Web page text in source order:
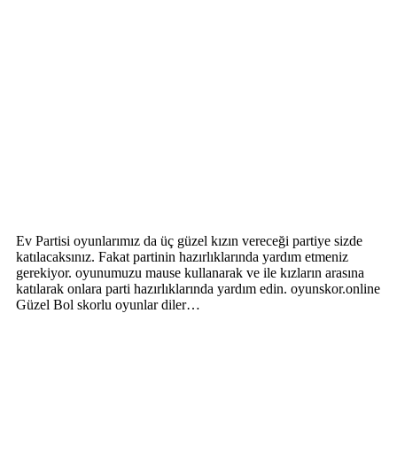
Ev Partisi oyunlarımız da üç güzel kızın vereceği partiye sizde
katılacaksınız. Fakat partinin hazırlıklarında yardım etmeniz
gerekiyor. oyunumuzu mause kullanarak ve ile kızların arasına
katılarak onlara parti hazırlıklarında yardım edin. oyunskor.online
Güzel Bol skorlu oyunlar diler…